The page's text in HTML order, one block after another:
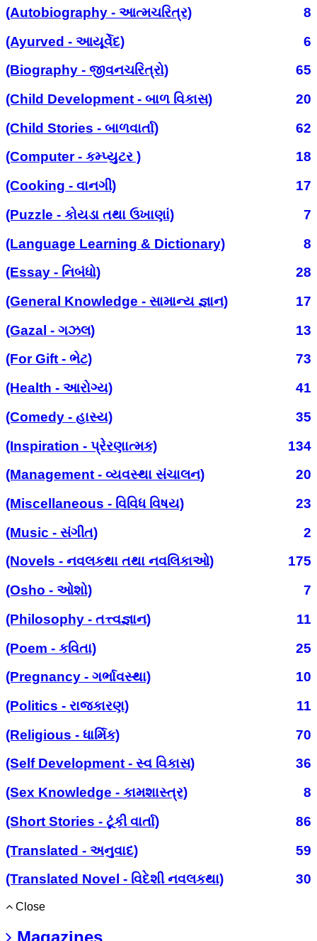
(Autobiography - આત્મચરિત્ર)
8
(Ayurved - આયૂર્વેદ)
6
(Biography - જીવનચરિત્રો)
65
(Child Development - બાળ વિકાસ)
20
(Child Stories - બાળવાર્તા)
62
(Computer - કમ્પ્યુટર )
18
(Cooking - વાનગી)
17
(Puzzle - કોયડા તથા ઉખાણાં)
7
(Language Learning & Dictionary)
8
(Essay - નિબંધો)
28
(General Knowledge - સામાન્ય જ્ઞાન)
17
(Gazal - ગઝલ)
13
(For Gift - ભેટ)
73
(Health - આરોગ્ય)
41
(Comedy - હાસ્ય)
35
(Inspiration - પ્રેરણાત્મક)
134
(Management - વ્યવસ્થા સંચાલન)
20
(Miscellaneous - વિવિધ વિષય)
23
(Music - સંગીત)
2
(Novels - નવલકથા તથા નવલિકાઓ)
175
(Osho - ઓશો)
7
(Philosophy - તત્ત્વજ્ઞાન)
11
(Poem - કવિતા)
25
(Pregnancy - ગર્ભાવસ્થા)
10
(Politics - રાજકારણ)
11
(Religious - ધાર્મિક)
70
(Self Development - સ્વ વિકાસ)
36
(Sex Knowledge - કામશાસ્ત્ર)
8
(Short Stories - ટૂંકી વાર્તા)
86
(Translated - અનુવાદ)
59
(Translated Novel - વિદેશી નવલકથા)
30
Close
Magazines